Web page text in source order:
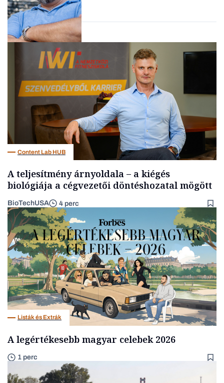
Content Lab HUB
A teljesítmény árnyoldala – a kiégés
biológiája a cégvezetői döntéshozatal mögött
BioTechUSA 4 perc
Listák és Extrák
A legértékesebb magyar celebek 2026
1 perc